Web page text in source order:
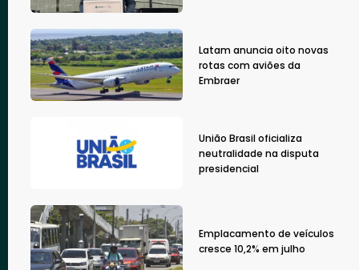
Latam anuncia oito novas
rotas com aviões da
Embraer
União Brasil oficializa
neutralidade na disputa
presidencial
Emplacamento de veículos
cresce 10,2% em julho